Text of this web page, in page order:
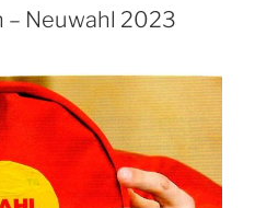
– Neuwahl 2023